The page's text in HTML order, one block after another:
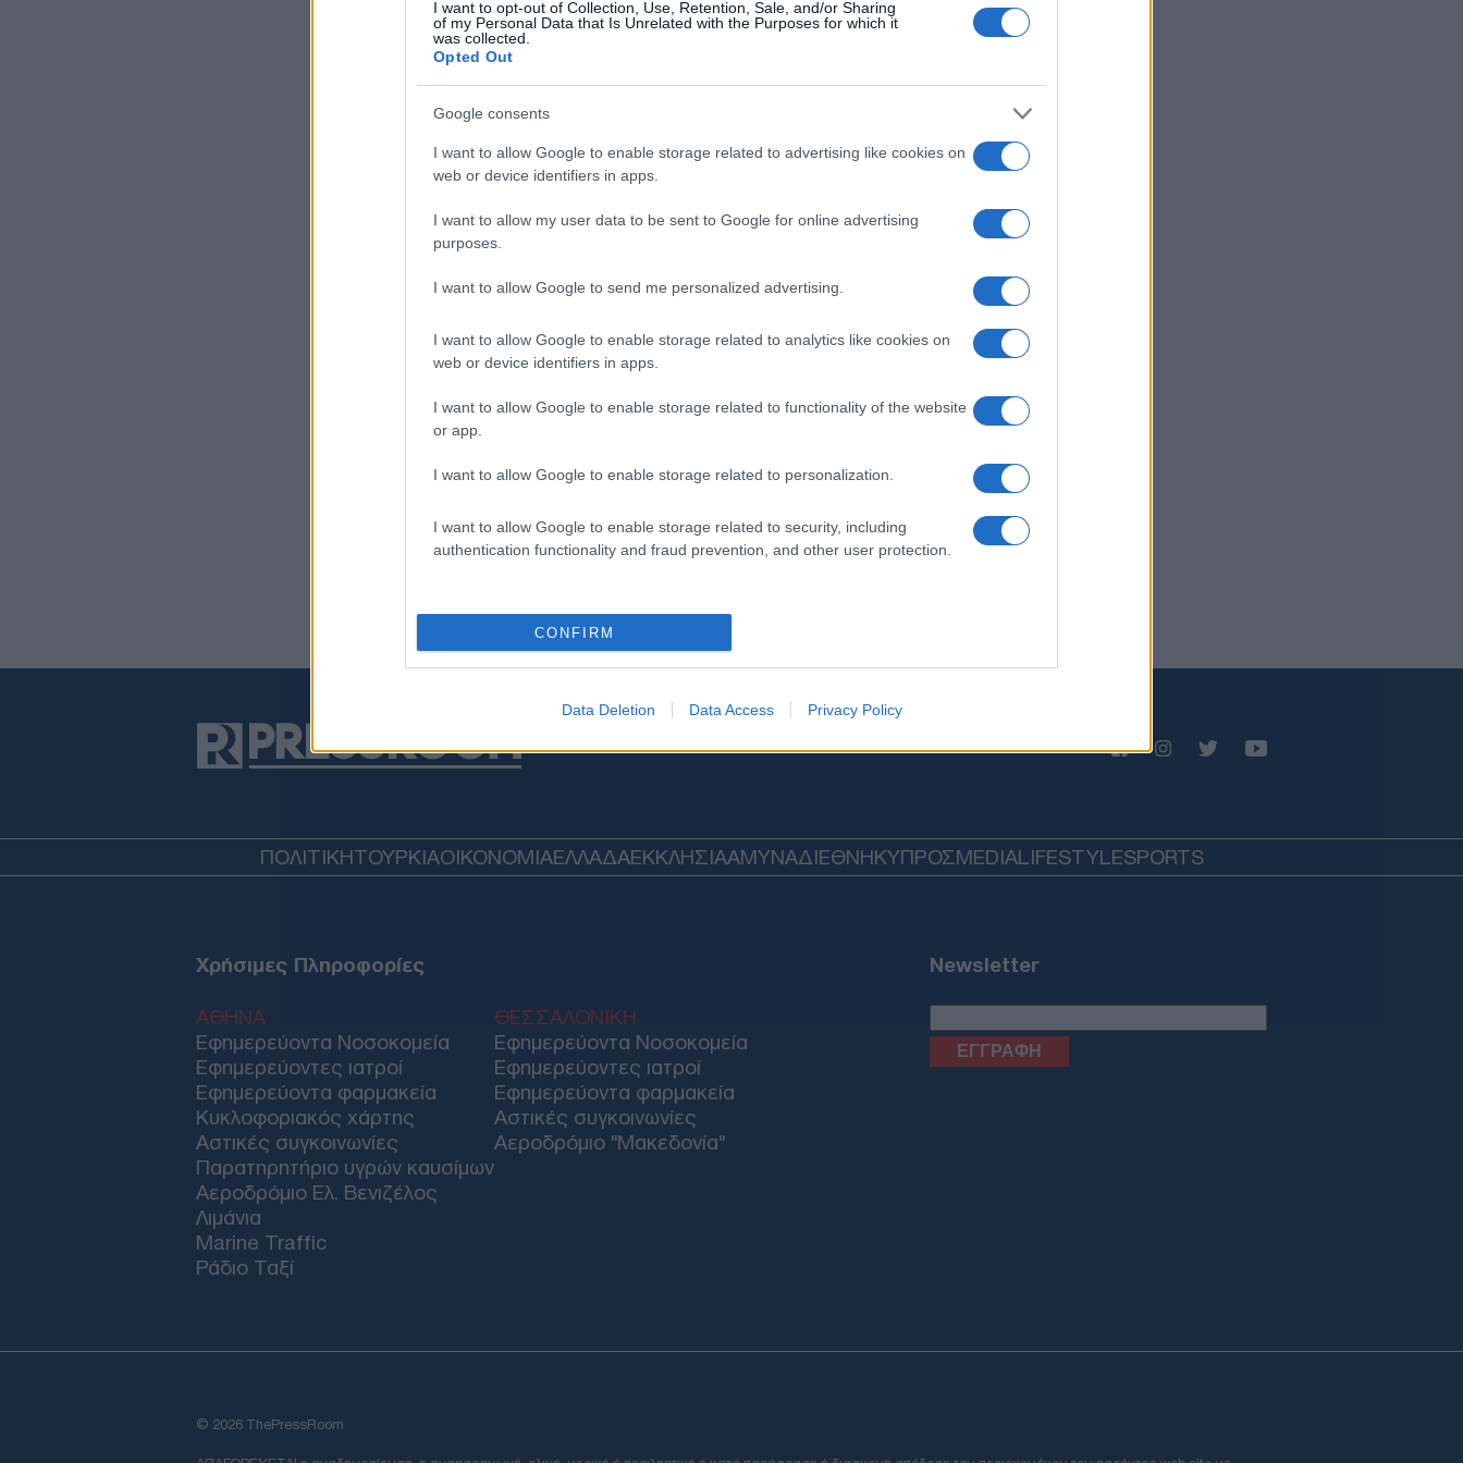
I want to opt-out of Collection, Use, Retention, Sale, and/or Sharing
of my Personal Data that Is Unrelated with the Purposes for which it
was collected.
Opted Out
Google consents
I want to allow Google to enable storage related to advertising like cookies on
web or device identifiers in apps.
I want to allow my user data to be sent to Google for online advertising
purposes.
I want to allow Google to send me personalized advertising.
I want to allow Google to enable storage related to analytics like cookies on
web or device identifiers in apps.
I want to allow Google to enable storage related to functionality of the website
or app.
I want to allow Google to enable storage related to personalization.
I want to allow Google to enable storage related to security, including
authentication functionality and fraud prevention, and other user protection.
CONFIRM
Data Deletion Data Access Privacy Policy
ΠΟΛΙΤΙΚΗΤΟΥΡΚΙΑΟΙΚΟΝΟΜΙΑΕΛΛΑΔΑΕΚΚΛΗΣΙΑΑΜΥΝΑΔΙΕΘΝΗΚΥΠΡΟΣMEDIALIFESTYLESPORTS
Χρήσιμες Πληροφορίες
ΑΘΗΝΑ
Εφημερεύοντα Νοσοκομεία
Εφημερεύοντες ιατροί
Εφημερεύοντα φαρμακεία
Κυκλοφοριακός χάρτης
Αστικές συγκοινωνίες
Παρατηρητήριο υγρών καυσίμων
Αεροδρόμιο Ελ. Βενιζέλος
Λιμάνια
Marine Traffic
Ράδιο Ταξί
ΘΕΣΣΑΛΟΝΙΚΗ
Εφημερεύοντα Νοσοκομεία
Εφημερεύοντες ιατροί
Εφημερεύοντα φαρμακεία
Αστικές συγκοινωνίες
Αεροδρόμιο "Μακεδονία"
Newsletter
© 2026 ThePressRoom